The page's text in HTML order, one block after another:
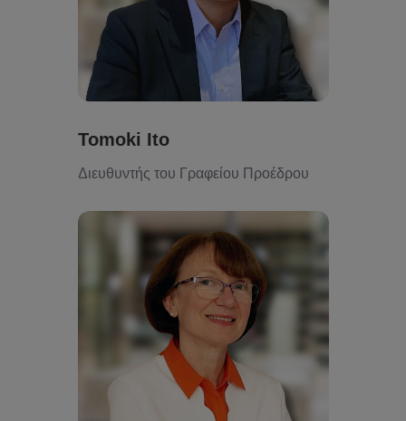
Tomoki Ito
Διευθυντής του Γραφείου Προέδρου